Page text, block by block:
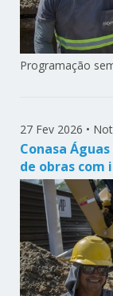
Programação
27 Fev 2026 •
Conasa
de obras